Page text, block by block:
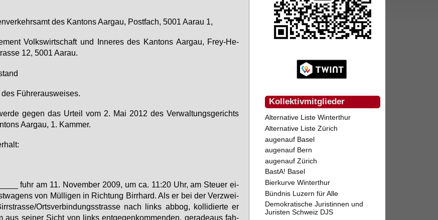
des Kan­tons Aar­gau, Post­fach, 5001 Aarau 1,
Volks­wirt­schaft und In­ne­res des Kan­tons Aar­gau, Frey-He­
12, 5001 Aarau.
Füh­rer­aus­wei­ses.
ge­gen das Ur­teil vom 2. Mai 2012 des Ver­wal­tungs­ge­richts
Aar­gau, 1. Kam­mer.
fuhr am 11. No­vem­ber 2009, um ca. 11:20 Uhr, am Steu­er ei­
von Mül­li­gen in Rich­tung Birrhard. Als er bei der Ver­zwei­
Orts­ver­bin­dungs­stras­se nach links ab­bog, kol­li­dier­te er
aus sei­ner Sicht von links ent­ge­gen­kom­men­den, ge­ra­de­aus fah­
Kollektivmitglieder
Alternative Liste Winterthur
Alternative Liste Zürich
augenauf Basel
augenauf Bern
augenauf Zürich
BastA! Basel
Bierkurve Winterthur
Bündnis Luzern für Alle
Demokratische Juristinnen und
Juristen Schweiz DJS